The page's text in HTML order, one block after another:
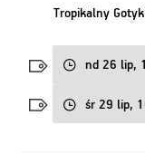
Tropikalny Gotyk
nd 26 lip,
śr 29 lip,